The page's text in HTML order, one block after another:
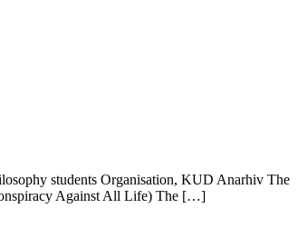
students Organisation, KUD Anarhiv The
Against All Life) The […]